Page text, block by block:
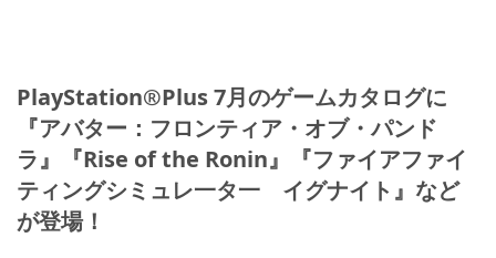
PlayStation®Plus 7月のゲームカタログに
『アバター：フロンティア・オブ・パンド
ラ』『Rise of the Ronin』『ファイアファイ
ティングシミュレ一タ一 イグナイト』など
が登場！